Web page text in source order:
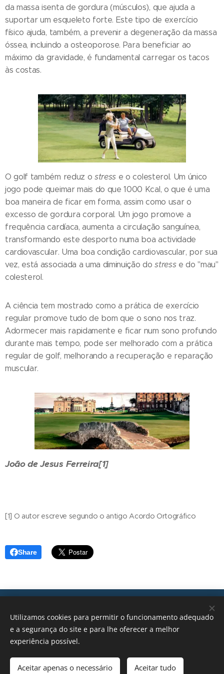
da massa isenta de gordura (músculos), que ajuda a
suportar um esqueleto forte. Este tipo de exercício
físico ajuda, também, a prevenir a degeneração da massa
óssea, incluindo a osteoporose. Para beneficiar ao
máximo da gravidade, é fundamental carregar os tacos
às costas.
O golf também reduz o stress e o colesterol. Um único
jogo pode queimar mais do que 1000 Kcal, o que é uma
boa maneira de ficar em forma, assim como usar o
excesso de gordura corporal. Um jogo promove a
frequência cardíaca, aumenta a circulação sanguínea,
transformando este desporto numa boa actividade
cardiovascular. Uma boa condição cardiovascular, por sua
vez, está associada a uma diminuição dostresse do "mau"
colesterol.
A ciência tem mostrado como a prática de exercício
regular promove tudo de bom que o sono nos traz.
Adormecer mais rapidamente e ficar num sono profundo
durante mais tempo, pode ser melhorado com a prática
regular de golf, melhorando a recuperação e reparação
muscular.
João de Jesus Ferreira[1]
[1] O autor escreve segundo o antigo Acordo Ortográfico
Share
geral@transicoes.pt
Utilizamos cookies para permitir o funcionamento adequado
e a segurança do site e para lhe oferecer a melhor
experiência possível.
Aceitar apenas o necessário Aceitar tudo